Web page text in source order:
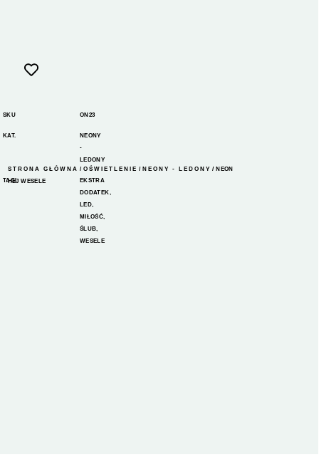
SKU ON23
KAT.
NEONY
-
LEDONY
TAGI
EKSTRA
DODATEK,
LED,
MIŁOŚĆ,
ŚLUB,
WESELE
STRONA GŁÓWNA / OŚWIETLENIE / NEONY - LEDONY / NEON
HEJ WESELE